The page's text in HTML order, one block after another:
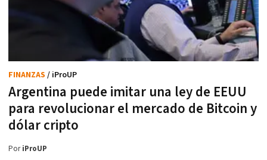
Argentina puede imitar una ley de EEUU
para revolucionar el mercado de Bitcoin y
dólar cripto
FINANZAS / iProUP
PoriProUP